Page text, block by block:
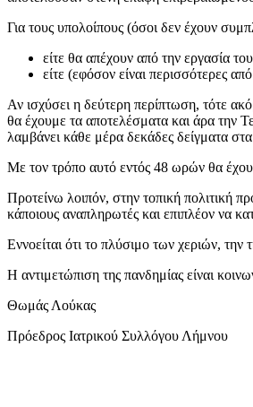
Για τους υπολοίπους (όσοι δεν έχουν
είτε θα απέχουν από την εργασία
είτε (εφόσον είναι περισσότερες
Αν ισχύσει η δεύτερη περίπτωση, τότε
θα έχουμε τα αποτελέσματα και άρα την
λαμβάνει κάθε μέρα δεκάδες δείγματα
Με τον τρόπο αυτό εντός 48 ωρών θα
Προτείνω λοιπόν, στην τοπική πολιτική
κάποιους αναπληρωτές και επιπλέον να
Εννοείται ότι το πλύσιμο των χεριών,
Η αντιμετώπιση της πανδημίας είναι
Θωμάς Λούκας
Πρόεδρος Ιατρικού Συλλόγου Λήμνου